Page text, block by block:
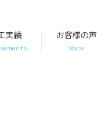
実績 お客様の声
Voice